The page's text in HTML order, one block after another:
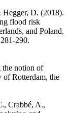
D. (2018).
flood risk
and Poland,
290.
the notion of
of Rotterdam, the
Crabbé, A.,